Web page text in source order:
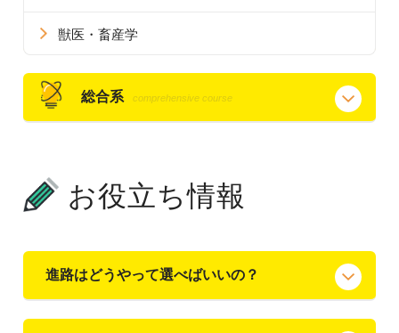
獣医・畜産学
総合系 comprehensive course
お役立ち情報
進路はどうやって選べばいいの？